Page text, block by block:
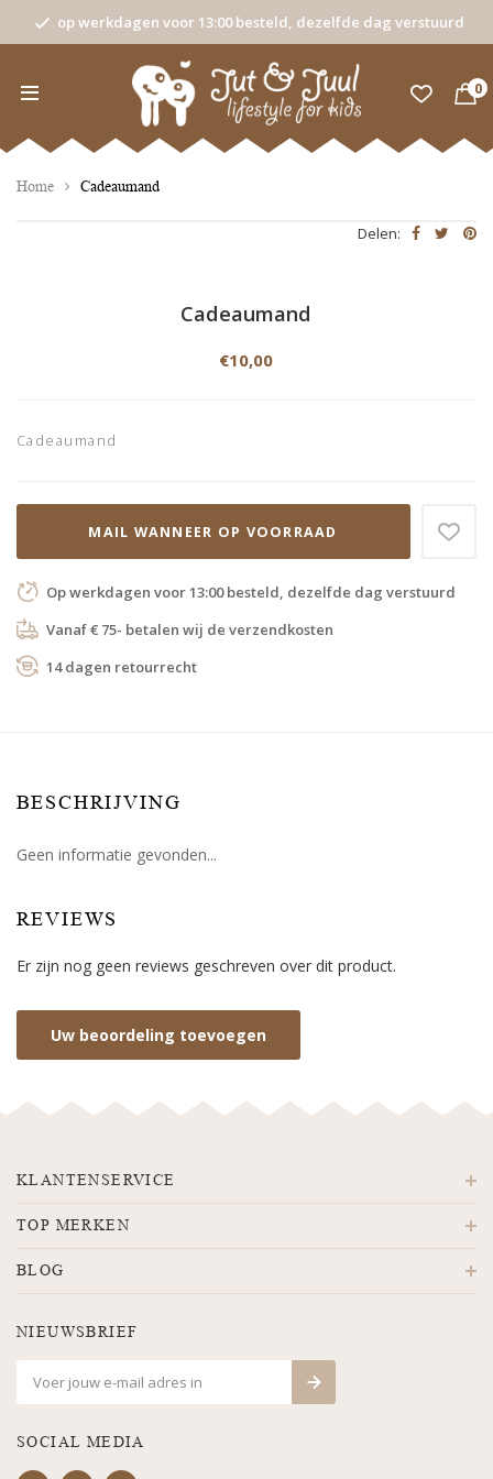
op werkdagen voor 13:00 besteld, dezelfde dag verstuurd
0
Home Cadeaumand
Delen:
Cadeaumand
€10,00
Cadeaumand
MAIL WANNEER OP VOORRAAD
Op werkdagen voor 13:00 besteld, dezelfde dag verstuurd
Vanaf € 75- betalen wij de verzendkosten
14 dagen retourrecht
BESCHRIJVING
Geen informatie gevonden...
REVIEWS
Er zijn nog geen reviews geschreven over dit product.
Uw beoordeling toevoegen
KLANTENSERVICE
TOP MERKEN
BLOG
NIEUWSBRIEF
SOCIAL MEDIA